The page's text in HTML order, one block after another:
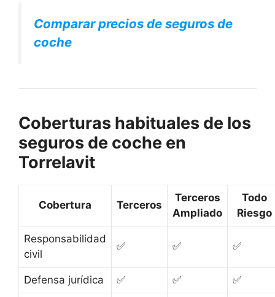
Comparar precios de seguros de
coche
Coberturas habituales de los
seguros de coche en
Torrelavit
Cobertura Terceros
Terceros
Ampliado
Todo
Riesgo
Responsabilidad
civil
✅ ✅ ✅
Defensa jurídica ✅ ✅ ✅